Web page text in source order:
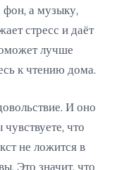
фон, а музыку,
стресс и даёт
лучше
к чтению дома.
И оно
что
не ложится в
Это значит, что